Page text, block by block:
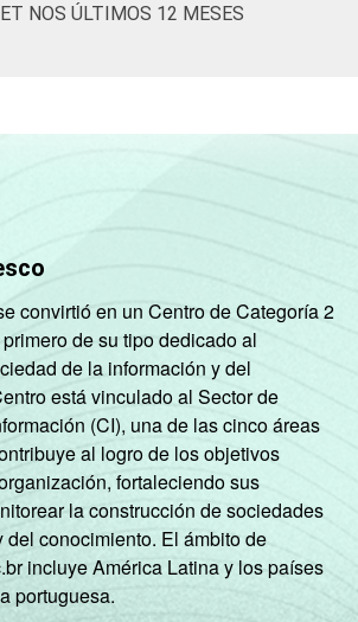
NOS ÚLTIMOS 12 MESES
convirtió en un Centro de Categoría 2
de su tipo dedicado al
de la información y del
está vinculado al Sector de
(CI), una de las cinco áreas
al logro de los objetivos
fortaleciendo sus
la construcción de sociedades
del conocimiento. El ámbito de
incluye América Latina y los países
portuguesa.